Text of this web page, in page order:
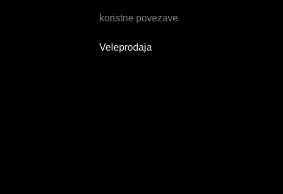
koristne povezave
Veleprodaja